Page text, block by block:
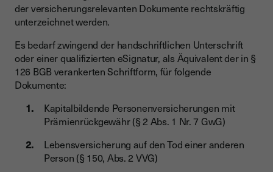
der versicherungsrelevanten Dokumente rechtskräftig
unterzeichnet werden.
Es bedarf zwingend der handschriftlichen Unterschrift
oder einer qualifizierten eSignatur, als Äquivalent der in §
126 BGB verankerten Schriftform, für folgende
Dokumente:
Kapitalbildende Personenversicherungen mit
Prämienrückgewähr (§ 2 Abs. 1 Nr. 7 GwG)
Lebensversicherung auf den Tod einer anderen
Person (§ 150, Abs. 2 VVG)